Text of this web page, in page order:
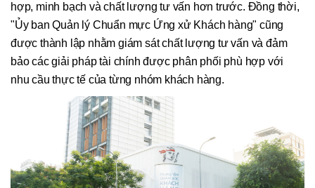
hợp, minh bạch và chất lượng tư vấn hơn trước. Đồng thời,
"Ủy ban Quản lý Chuẩn mực Ứng xử Khách hàng" cũng
được thành lập nhằm giám sát chất lượng tư vấn và đảm
bảo các giải pháp tài chính được phân phối phù hợp với
nhu cầu thực tế của từng nhóm khách hàng.